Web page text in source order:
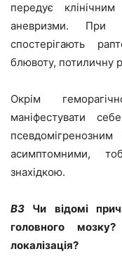
передує
аневризми. При
спостерігають
блювоту, потиличну
Окрім
маніфестувати
асимптомними,
знахідкою.
ВЗ Чи відомі
головного мозку?
локалізація?